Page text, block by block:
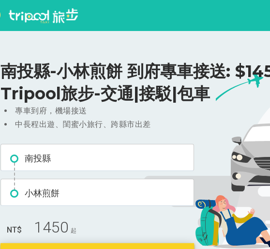
南投縣-小林煎餅 到府專車接送:
Tripool旅步-交通|接駁|包車
專車到府，機場接送
中長程出遊、閨蜜小旅行、跨縣市出差
南投縣
小林煎餅
NT$ 1450 起